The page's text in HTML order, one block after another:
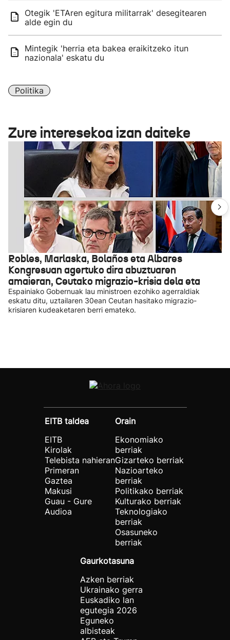
Otegik 'ETAren egitura militarrak' desegitearen
alde egin du
Mintegik 'herria eta bakea eraikitzeko itun
nazionala' eskatu du
Politika
Zure interesekoa izan daiteke
Robles, Marlaska, Bolaños eta Albares
Kongresuan agertuko dira abuztuaren
amaieran, Ceutako migrazio-krisia dela eta
Espainiako Gobernuak lau ministroen ezohiko agerraldiak
eskatu ditu, uztailaren 30ean Ceutan hasitako migrazio-
krisiaren kudeaketaren berri emateko.
EITB taldea
EITB
Kirolak
Telebista nahieran
Primeran
Gaztea
Makusi
Guau - Gure
Audioa
Orain
Ekonomiako
berriak
Gizarteko berriak
Nazioarteko
berriak
Politikako berriak
Kulturako berriak
Teknologiako
berriak
Osasuneko
berriak
Gaurkotasuna
Azken berriak
Ukrainako gerra
Euskadiko lan
egutegia 2026
Eguneko
albisteak